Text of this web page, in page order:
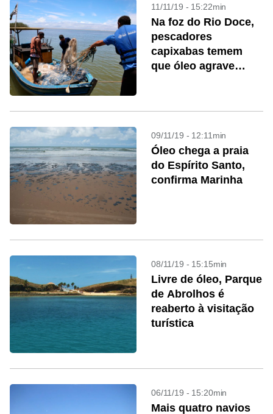
11/11/19 - 15:22min
Na foz do Rio Doce,
pescadores
capixabas temem
que óleo agrave
09/11/19 - 12:11min
Óleo chega a praia
do Espírito Santo,
confirma Marinha
08/11/19 - 15:15min
Livre de óleo, Parque
de Abrolhos é
reaberto à visitação
turística
06/11/19 - 15:20min
Mais quatro navios